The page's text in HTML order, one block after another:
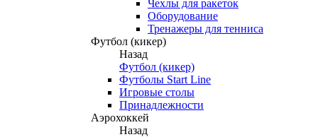
Чехлы для ракеток
Оборудование
Тренажеры для тенниса
Футбол (кикер)
Назад
Футбол (кикер)
Футболы Start Line
Игровые столы
Принадлежности
Аэрохоккей
Назад